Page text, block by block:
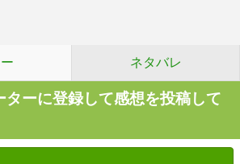
ネタバレ
ターに登録して感想を投稿して